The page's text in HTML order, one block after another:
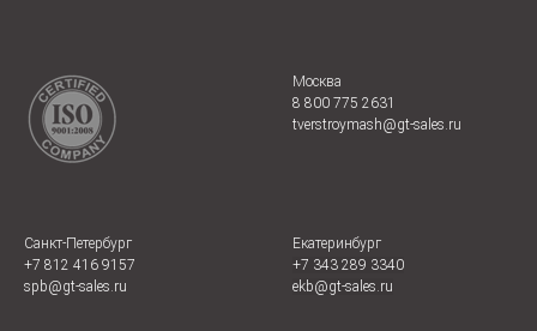
Москва
8 800 775 2631
tverstroymash@gt-sales.ru
Санкт-Петербург
+7 812 416 9157
spb@gt-sales.ru
Екатеринбург
+7 343 289 3340
ekb@gt-sales.ru